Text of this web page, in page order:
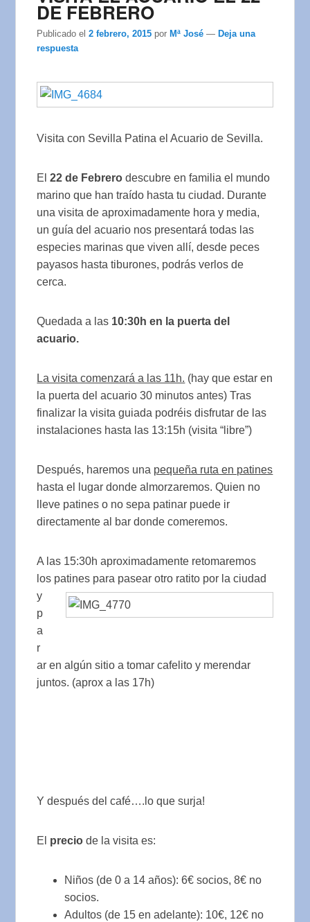
DE FEBRERO
Publicado el2 febrero, 2015 por Mª José — Deja una
respuesta
Visita con Sevilla Patina el Acuario de Sevilla.
El 22 de Febrero descubre en familia el mundo
marino que han traído hasta tu ciudad. Durante
una visita de aproximadamente hora y media,
un guía del acuario nos presentará todas las
especies marinas que viven allí, desde peces
payasos hasta tiburones, podrás verlos de
cerca.
Quedada a las 10:30h en la puerta del
acuario.
La visita comenzará a las 11h. (hay que estar en
la puerta del acuario 30 minutos antes) Tras
finalizar la visita guiada podréis disfrutar de las
instalaciones hasta las 13:15h (visita “libre”)
Después, haremos una pequeña ruta en patines
hasta el lugar donde almorzaremos. Quien no
lleve patines o no sepa patinar puede ir
directamente al bar donde comeremos.
A las 15:30h aproximadamente retomaremos
los patines para pasear otro ratito por laciudad
y
p
a
r
ar en algún sitio a tomar cafelito y merendar
juntos. (aprox a las 17h)
Y después del café….lo que surja!
El precio de la visita es:
Niños (de 0 a 14 años): 6€ socios, 8€ no
socios.
Adultos (de 15 en adelante): 10€, 12€ no